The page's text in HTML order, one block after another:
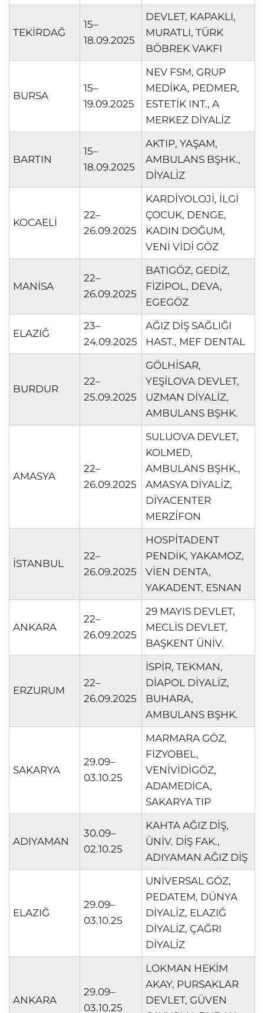
TEKİRDAĞ
15–
18.09.2025
DEVLET, KAPAKLI,
MURATLI, TÜRK
BÖBREK VAKFI
BURSA
15–
19.09.2025
NEV FSM, GRUP
MEDİKA, PEDMER,
ESTETİK INT., A
MERKEZ DİYALİZ
BARTIN
15–
18.09.2025
AKTIP, YAŞAM,
AMBULANS BŞHK.,
DİYALİZ
KOCAELİ
22–
26.09.2025
KARDİYOLOJİ, İLGİ
ÇOCUK, DENGE,
KADIN DOĞUM,
VENİ VİDİ GÖZ
MANİSA
22–
26.09.2025
BATIGÖZ, GEDİZ,
FİZİPOL, DEVA,
EGEGÖZ
ELAZIĞ
23–
24.09.2025
AĞIZ DİŞ SAĞLIĞI
HAST., MEF DENTAL
BURDUR
22–
25.09.2025
GÖLHİSAR,
YEŞİLOVA DEVLET,
UZMAN DİYALİZ,
AMBULANS BŞHK.
AMASYA
22–
26.09.2025
SULUOVA DEVLET,
KOLMED,
AMBULANS BŞHK.,
AMASYA DİYALİZ,
DİYACENTER
MERZİFON
İSTANBUL
22–
26.09.2025
HOSPİTADENT
PENDİK, YAKAMOZ,
VİEN DENTA,
YAKADENT, ESNAN
ANKARA
22–
26.09.2025
29 MAYIS DEVLET,
MECLİS DEVLET,
BAŞKENT ÜNİV.
ERZURUM
22–
26.09.2025
İSPİR, TEKMAN,
DİAPOL DİYALİZ,
BUHARA,
AMBULANS BŞHK.
SAKARYA
29.09–
03.10.25
MARMARA GÖZ,
FİZYOBEL,
VENİVİDİGÖZ,
ADAMEDİCA,
SAKARYA TIP
ADIYAMAN
30.09–
02.10.25
KAHTA AĞIZ DİŞ,
ÜNİV. DİŞ FAK.,
ADIYAMAN AĞIZ DİŞ
ELAZIĞ
29.09–
03.10.25
UNİVERSAL GÖZ,
PEDATEM, DÜNYA
DİYALİZ, ELAZIĞ
DİYALİZ, ÇAĞRI
DİYALİZ
ANKARA
29.09–
03.10.25
LOKMAN HEKİM
AKAY, PURSAKLAR
DEVLET, GÜVEN